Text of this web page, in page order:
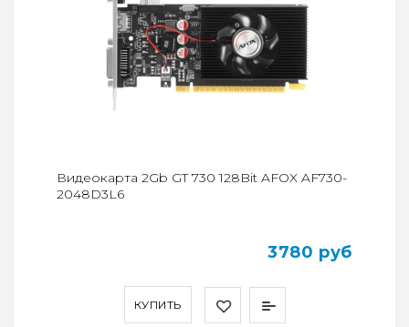
КУПИТЬ
Видеокарта 2Gb GT 730 128Bit AFOX AF730-
2048D3L6
3780 руб